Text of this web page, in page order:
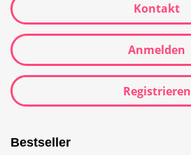
Kontakt
Anmelden
Registrieren
Bestseller